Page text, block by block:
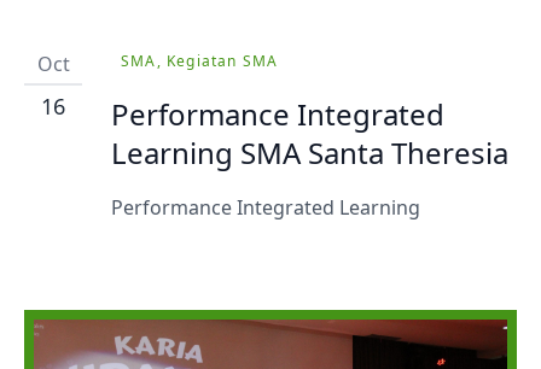
Oct
16
SMA, Kegiatan SMA
Performance Integrated
Learning SMA Santa Theresia
Performance Integrated Learning